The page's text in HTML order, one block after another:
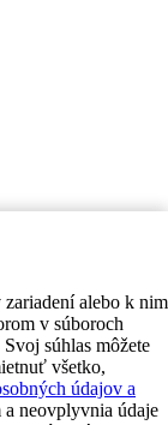
alebo k nim
v súboroch
súhlas môžete
všetko,
údajov a
neovplyvnia údaje